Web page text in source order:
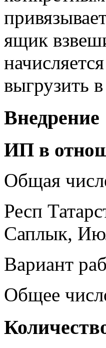
ящик
выгрузить
Внедрение
ИП в
Общая
Респ
Саплык,
Вариант
Общее